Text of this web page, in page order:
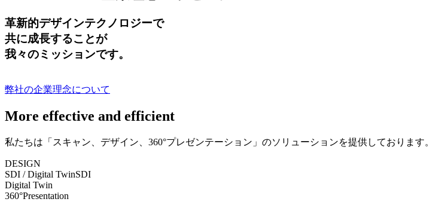
革新的デザインテクノロジーで
共に成長することが
我々のミッションです。
弊社の企業理念について
More effective and efficient
私たちは「スキャン、デザイン、360°プレゼンテーション」のソリューションを提供しております。
DESIGN
SDI / Digital TwinSDI
Digital Twin
360°Presentation